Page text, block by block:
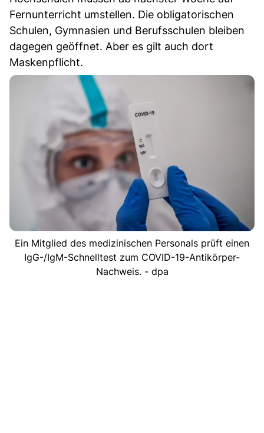
Fernunterricht umstellen. Die obligatorischen
Schulen, Gymnasien und Berufsschulen bleiben
dagegen geöffnet. Aber es gilt auch dort
Maskenpflicht.
Ein Mitglied des medizinischen Personals prüft einen
IgG-/IgM-Schnelltest zum COVID-19-Antikörper-
Nachweis. - dpa